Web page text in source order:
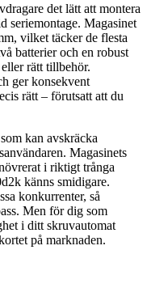
det lätt att montera
seriemontage. Magasinet
vilket täcker de flesta
batterier och en robust
rätt tillbehör.
ger konsekvent
rätt – förutsatt att du
kan avskräcka
Magasinets
i riktigt trånga
känns smidigare.
konkurrenter, så
Men för dig som
i ditt skruvautomat
på marknaden.